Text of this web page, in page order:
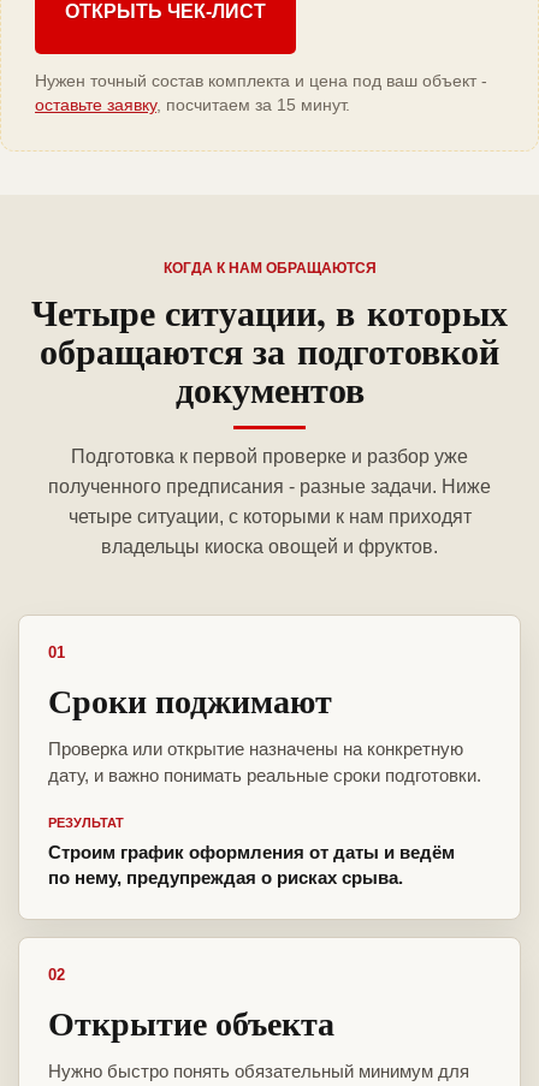
ОТКРЫТЬ ЧЕК-ЛИСТ
Нужен точный состав комплекта и цена под ваш объект -
оставьте заявку, посчитаем за 15 минут.
КОГДА К НАМ ОБРАЩАЮТСЯ
Четыре ситуации, в которых
обращаются за подготовкой
документов
Подготовка к первой проверке и разбор уже
полученного предписания - разные задачи. Ниже
четыре ситуации, с которыми к нам приходят
владельцы киоска овощей и фруктов.
01
Сроки поджимают
Проверка или открытие назначены на конкретную
дату, и важно понимать реальные сроки подготовки.
РЕЗУЛЬТАТ
Строим график оформления от даты и ведём
по нему, предупреждая о рисках срыва.
02
Открытие объекта
Нужно быстро понять обязательный минимум для